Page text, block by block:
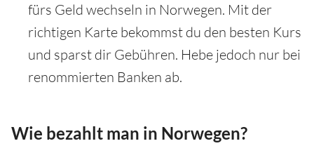
fürs Geld wechseln in Norwegen. Mit der
richtigen Karte bekommst du den besten Kurs
und sparst dir Gebühren. Hebe jedoch nur bei
renommierten Banken ab.
Wie bezahlt man in Norwegen?